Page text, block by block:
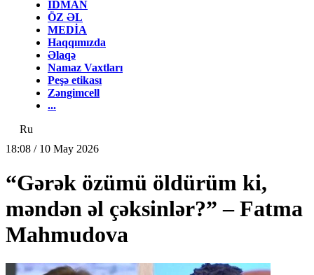
İDMAN
ÖZ ƏL
MEDİA
Haqqımızda
Əlaqə
Namaz Vaxtları
Peşə etikası
Zəngimcell
...
Ru
18:08 / 10 May 2026
“Gərək özümü öldürüm ki,
məndən əl çəksinlər?” – Fatma
Mahmudova